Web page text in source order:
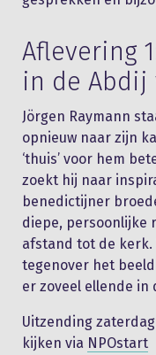
Aflevering
in de Abdij
Jörgen Raymann
opnieuw naar zijn
‘thuis’ voor hem
zoekt hij naar
benedictijner
diepe, persoonlijke
afstand tot de kerk.
tegenover het
er zoveel ellende in
Uitzending zaterdag
kijken via NPOstart